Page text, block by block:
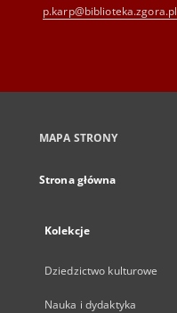
p.karp@biblioteka.zgora.pl
MAPA STRONY
Strona główna
Kolekcje
Dziedzictwo kulturowe
Nauka i dydaktyka